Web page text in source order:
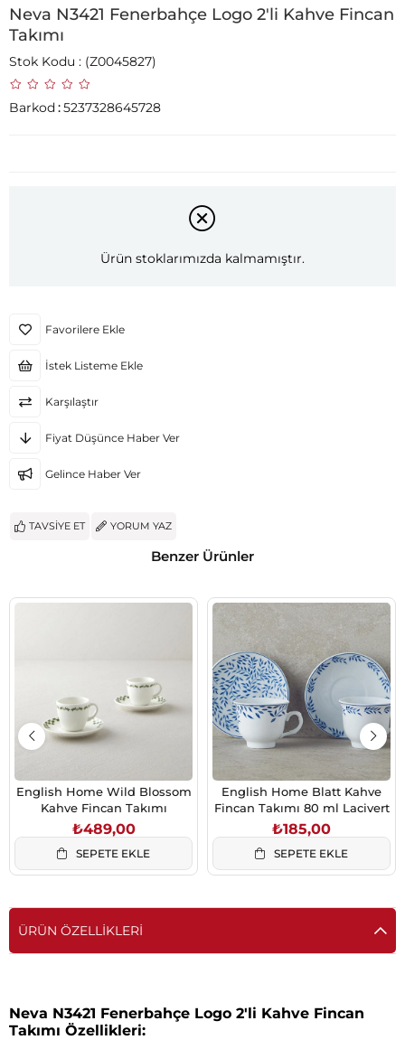
Neva N3421 Fenerbahçe Logo 2'li Kahve Fincan
Takımı
Stok Kodu (Z0045827)
Barkod:5237328645728
Ürün stoklarımızda kalmamıştır.
Favorilere Ekle
İstek Listeme Ekle
Karşılaştır
Fiyat Düşünce Haber Ver
Gelince Haber Ver
TAVSIYE ET YORUM YAZ
Benzer Ürünler
English Home Wild Blossom
Kahve Fincan Takımı
₺489,00
SEPETE EKLE
English Home Blatt Kahve
Fincan Takımı 80 ml Lacivert
₺185,00
SEPETE EKLE
ÜRÜN ÖZELLIKLERI
Neva N3421 Fenerbahçe Logo 2'li Kahve Fincan
Takımı Özellikleri: